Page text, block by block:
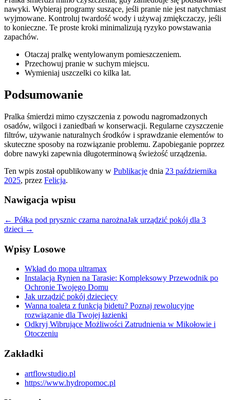
nawyki. Wybieraj programy suszące, jeśli pranie nie jest natychmiast
wyjmowane. Kontroluj twardość wody i używaj zmiękczaczy, jeśli
to konieczne. Te proste kroki minimalizują ryzyko powstawania
zapachów.
Otaczaj pralkę wentylowanym pomieszczeniem.
Przechowuj pranie w suchym miejscu.
Wymieniaj uszczelki co kilka lat.
Podsumowanie
Pralka śmierdzi mimo czyszczenia z powodu nagromadzonych
osadów, wilgoci i zaniedbań w konserwacji. Regularne czyszczenie
filtrów, używanie naturalnych środków i sprawdzanie elementów to
skuteczne sposoby na rozwiązanie problemu. Zapobieganie poprzez
dobre nawyki zapewnia długoterminową świeżość urządzenia.
Ten wpis został opublikowany w Publikacje dnia 23 października
2025, przez Felicja.
Nawigacja wpisu
← Półka pod prysznic czarna narożnaJak urządzić pokój dla 3
dzieci →
Wpisy Losowe
Wkład do mopa ultramax
Instalacja Rynien na Tarasie: Kompleksowy Przewodnik po
Ochronie Twojego Domu
Jak urządzić pokój dziecięcy
Wanna toaleta z funkcją bidetu? Poznaj rewolucyjne
rozwiązanie dla Twojej łazienki
Odkryj Wibrujące Możliwości Zatrudnienia w Mikołowie i
Otoczeniu
Zakładki
artflowstudio.pl
https://www.hydropomoc.pl